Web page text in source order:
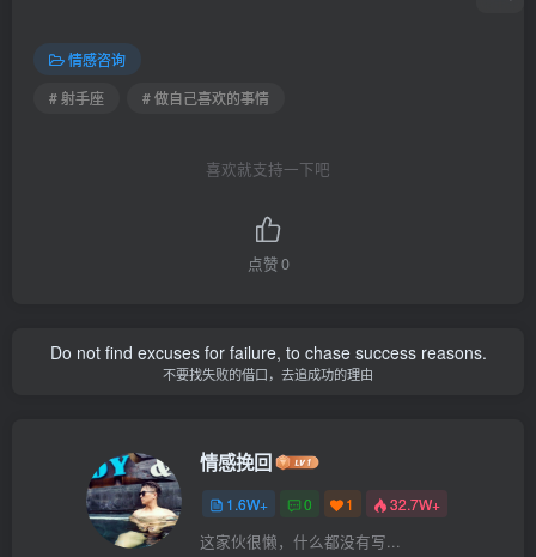
情感咨询
# 射手座
# 做自己喜欢的事情
喜欢就支持一下吧
点赞0
Do not find excuses for failure, to chase success reasons.
不要找失败的借口，去追成功的理由
情感挽回
1.6W+ 0 1 32.7W+
这家伙很懒，什么都没有写...